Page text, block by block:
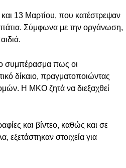
και 13 Μαρτίου, που κατέστρεψαν
Σύμφωνα με την οργάνωση,
συμπέρασμα πως οι
δίκαιο, πραγματοποιώντας
Η ΜΚΟ ζητά να διεξαχθεί
και βίντεο, καθώς και σε
εξετάστηκαν στοιχεία για